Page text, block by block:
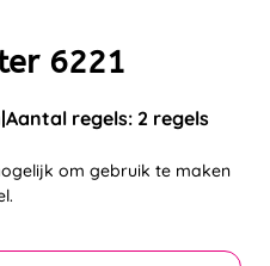
6221
Aantal regels: 2 regels
om gebruik te maken